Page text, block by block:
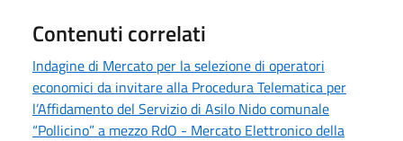
Contenuti correlati
Indagine di Mercato per la selezione di operatori
economici da invitare alla Procedura Telematica per
l’Affidamento del Servizio di Asilo Nido comunale
“Pollicino” a mezzo RdO - Mercato Elettronico della